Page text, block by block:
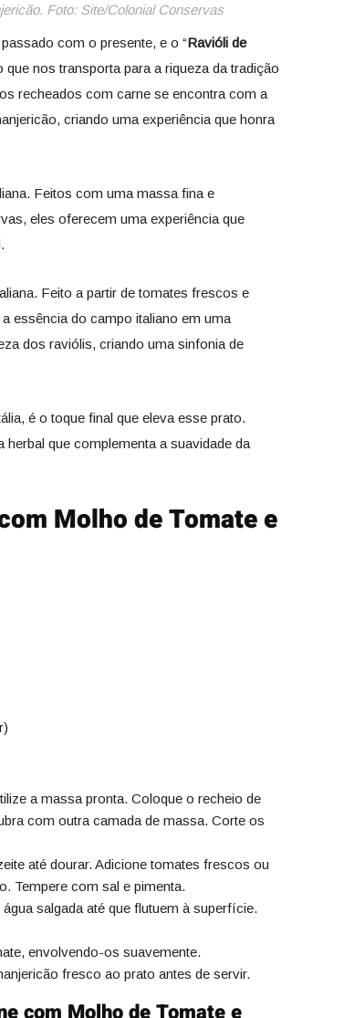
Foto: Site/Colonial Conservas
com o presente, e o “Ravióli de
que nos transporta para a riqueza da tradição
recheados com carne se encontra com a
criando uma experiência que honra
Feitos com uma massa fina e
eles oferecem uma experiência que
Feito a partir de tomates frescos e
essência do campo italiano em uma
dos raviólis, criando uma sinfonia de
é o toque final que eleva esse prato.
que complementa a suavidade da
Molho de Tomate e
a massa pronta. Coloque o recheio de
com outra camada de massa. Corte os
até dourar. Adicione tomates frescos ou
Tempere com sal e pimenta.
salgada até que flutuem à superfície.
envolvendo-os suavemente.
fresco ao prato antes de servir.
com Molho de Tomate e